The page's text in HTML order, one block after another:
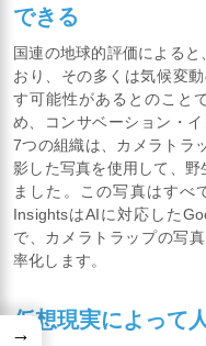
できる
国連の地球的評価による
おり、その多くは気候変
す可能性があるとのこと
め、コンサベーション・
7つの組織は、カメラトラ
影した写真を使用して、
ました。この写真はすべ
InsightsはAIに対応した
で、カメラトラップの写
率化します。
仮想現実によって
→